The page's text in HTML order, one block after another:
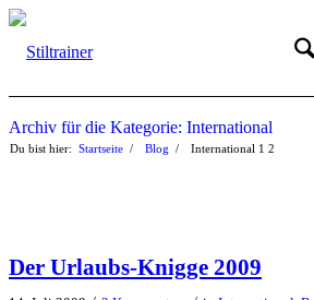
Archiv für die Kategorie: International
Du bist hier: Startseite 1
/ Blog 2
/ International
Der Urlaubs-Knigge 2009